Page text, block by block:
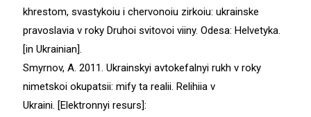
khrestom, svastykoiu i chervonoiu zirkoiu: ukrainske
pravoslavia v roky Druhoi svitovoi viiny. Odesa: Helvetyka.
[in Ukrainian].
Smyrnov, A. 2011. Ukrainskyi avtokefalnyi rukh v roky
nimetskoi okupatsii: mify ta realii. Relihiia v
Ukraini. [Elektronnyi resurs]: